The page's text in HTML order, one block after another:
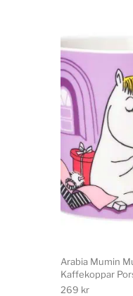
Arabia Mumin
Kaffekoppar
269 kr